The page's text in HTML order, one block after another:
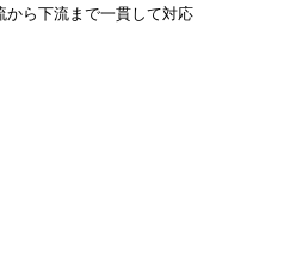
から下流まで一貫して対応